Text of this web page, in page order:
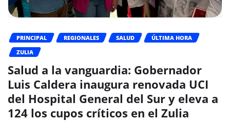
PRINCIPAL REGIONALES SALUD
ÚLTIMA HORA
ZULIA
Salud a la vanguardia: Gobernador
Luis Caldera inaugura renovada UCI
del Hospital General del Sur y eleva a
124 los cupos críticos en el Zulia